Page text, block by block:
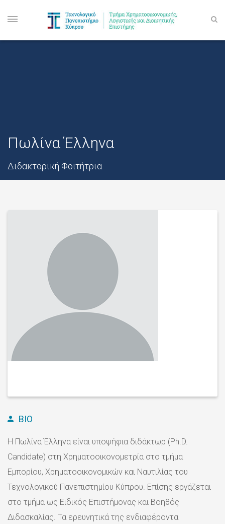
Πωλίνα Έλληνα
Διδακτορική Φοιτήτρια
BIO
Η Πωλίνα Έλληνα είναι υποψήφια διδάκτωρ (Ph.D.
Candidate) στη Χρηματοοικονομετρία στο τμήμα
Εμπορίου, Χρηματοοικονομικών και Ναυτιλίας του
Τεχνολογικού Πανεπιστημίου Κύπρου. Επίσης εργάζεται
στο τμήμα ως Ειδικός Επιστήμονας και Βοηθός
Διδασκαλίας. Τα ερευνητικά της ενδιαφέροντα